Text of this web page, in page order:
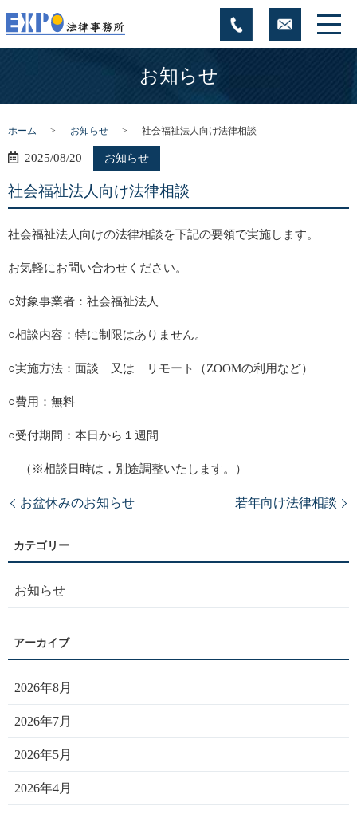
お知らせ
ホーム お知らせ 社会福祉法人向け法律相談
2025/08/20 お知らせ
社会福祉法人向け法律相談
社会福祉法人向けの法律相談を下記の要領で実施します。
お気軽にお問い合わせください。
○対象事業者：社会福祉法人
○相談内容：特に制限はありません。
○実施方法：面談 又は リモート（ZOOMの利用など）
○費用：無料
○受付期間：本日から１週間
（※相談日時は，別途調整いたします。）
お盆休みのお知らせ 若年向け法律相談
お知らせ
2026年8月
2026年7月
2026年5月
2026年4月